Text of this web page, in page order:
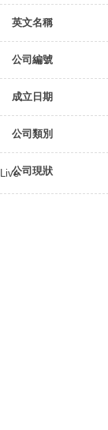
英文名稱
公司編號
成立日期
公司類別
公司現狀
Live